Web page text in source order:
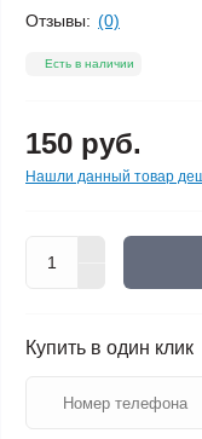
Отзывы: (0)
Есть в наличии
150 руб.
Нашли данный товар
Купить в один клик